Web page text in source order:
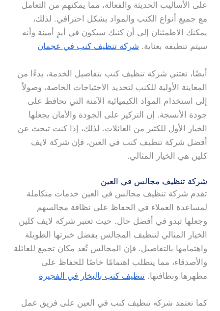
على الأساليب الحديثة والفعالة، مما يمكنهم من التعامل
مع جميع أنواع الكنب والمواد بشكل احترافي. لذلك،
يمكنك الاطمئنان إلى أن كنبك سيكون في أيدٍ أمينة وأنه
سيتم تنظيفه بعناية. شركة تنظيف كنب في عجمان
أيضًا، تعتني شركة تنظيف كنب بتفاصيل الخدمة، بدءًا من
المعاينة الأولية للكنب لتحديد الاحتياجات الخاصة، وصولاً
إلى استخدام المواد الكيميائية الآمنة التي تحافظ على
جودة الأنسجة. إن التركيز على الجودة والأمان يجعلها
الخيار الأول للكثير من العائلات. لذلك، إذا كنت تبحث عن
أفضل شركة تنظيف كنب في العين، فإن شركة لايف
كلين هي الخيار المثالي.
شركة تنظيف مجالس في العين
تقدم شركة تنظيف مجالس في العين خدمات متكاملة
لمساعدة العملاء في الحفاظ على نظافة مجالسهم
وجعلها تبدو في أفضل حال. حيث تعتبر شركة لايف كلين
الخيار المثالي لتنظيف المجالس بفضل خبرتها الطويلة
واهتمامها بالتفاصيل. فإن المجالس تُعد مكان تجمع للعائلة
والأصدقاء، مما يتطلب اهتمامًا خاصًا للحفاظ على
مظهرها ونظافتها.تنظيف كنب بالبخار في الفجيرة
كما تعتمد شركة تنظيف كنب في العين على فريق عمل